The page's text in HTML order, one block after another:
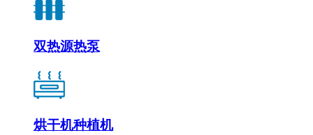
双热源热泵
烘干机种植机